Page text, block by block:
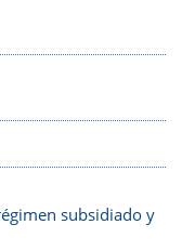
subsidiado y